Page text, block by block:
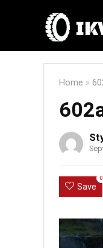
Home »
Save
0